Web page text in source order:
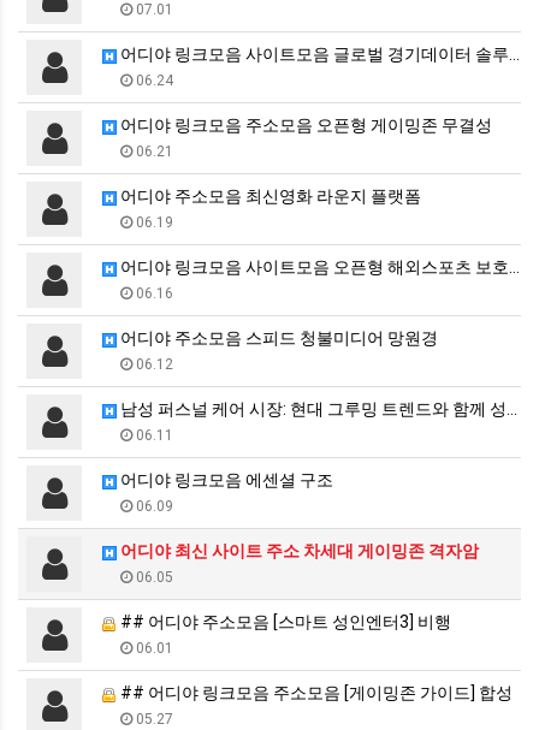
07.01
어디야 링크모음 사이트모음 글로벌 경기데이터 솔루션
06.24
어디야 링크모음 주소모음 오픈형 게이밍존 무결성
06.21
어디야 주소모음 최신영화 라운지 플랫폼
06.19
어디야 링크모음 사이트모음 오픈형 해외스포츠 보호막
06.16
어디야 주소모음 스피드 청불미디어 망원경
06.12
남성 퍼스널 케어 시장: 현대 그루밍 트렌드와 함께 성…
06.11
어디야 링크모음 에센셜 구조
06.09
어디야 최신 사이트 주소 차세대 게이밍존 격자암
06.05
## 어디야 주소모음 [스마트 성인엔터3] 비행
06.01
## 어디야 링크모음 주소모음 [게이밍존 가이드] 합성
05.27